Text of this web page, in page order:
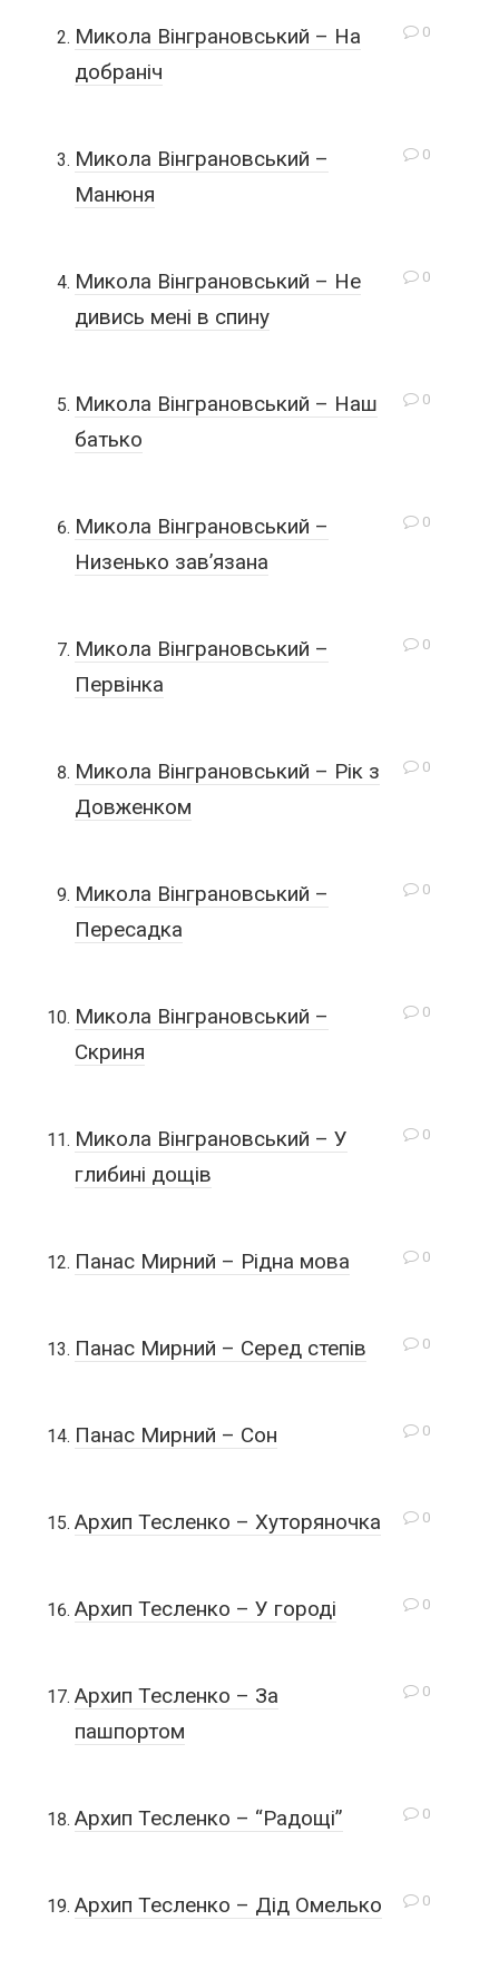
0
Микола Вінграновський – На
добраніч
0
Микола Вінграновський –
Манюня
0
Микола Вінграновський – Не
дивись мені в спину
0
Микола Вінграновський – Наш
батько
0
Микола Вінграновський –
Низенько зав’язана
0
Микола Вінграновський –
Первінка
0
Микола Вінграновський – Рік з
Довженком
0
Микола Вінграновський –
Пересадка
0
Микола Вінграновський –
Скриня
0
Микола Вінграновський – У
глибині дощів
0
Панас Мирний – Рідна мова
0
Панас Мирний – Серед степів
0
Панас Мирний – Сон
0
Архип Тесленко – Хуторяночка
0
Архип Тесленко – У городі
0
Архип Тесленко – За
пашпортом
0
Архип Тесленко – “Радощі”
0
Архип Тесленко – Дід Омелько